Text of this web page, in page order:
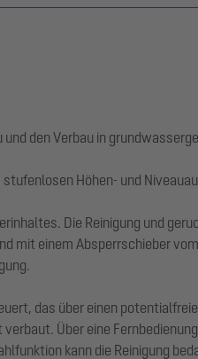
den Verbau in
Höhen- und
Die Reinigung und
mit einem Absperrschieber
das über einen
Über eine Fernbedienung
kann die Reinigung